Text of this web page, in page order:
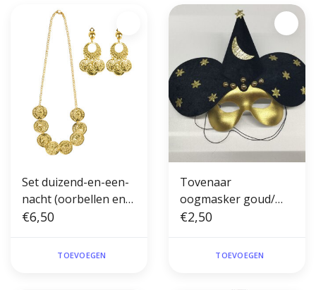
Set duizend-en-een-
nacht (oorbellen en
ketting)
€6,50
TOEVOEGEN
Tovenaar
oogmasker goud/
zwart
€2,50
TOEVOEGEN